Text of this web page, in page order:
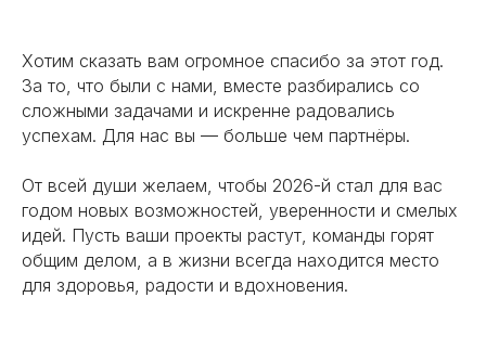
Хотим сказать вам огромное спасибо за этот год.
За то, что были с нами, вместе разбирались со
сложными задачами и искренне радовались
успехам. Для нас вы — больше чем партнёры.
От всей души желаем, чтобы 2026-й стал для вас
годом новых возможностей, уверенности и смелых
идей. Пусть ваши проекты растут, команды горят
общим делом, а в жизни всегда находится место
для здоровья, радости и вдохновения.